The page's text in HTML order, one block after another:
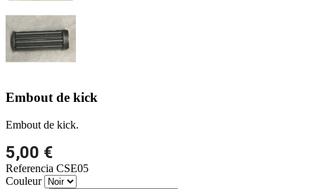
Embout de kick
Embout de kick.
5,00 €
Referencia CSE05
Couleur